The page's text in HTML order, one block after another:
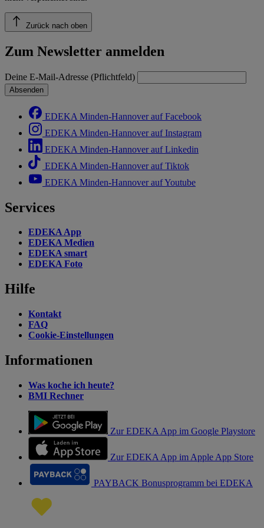
Zurück nach oben
Zum Newsletter anmelden
Deine E-Mail-Adresse (Pflichtfeld)
Absenden
EDEKA Minden-Hannover auf Facebook
EDEKA Minden-Hannover auf Instagram
EDEKA Minden-Hannover auf Linkedin
EDEKA Minden-Hannover auf Tiktok
EDEKA Minden-Hannover auf Youtube
Services
EDEKA App
EDEKA Medien
EDEKA smart
EDEKA Foto
Hilfe
Kontakt
FAQ
Cookie-Einstellungen
Informationen
Was koche ich heute?
BMI Rechner
Zur EDEKA App im Google Playstore
Zur EDEKA App im Apple App Store
PAYBACK Bonusprogramm bei EDEKA